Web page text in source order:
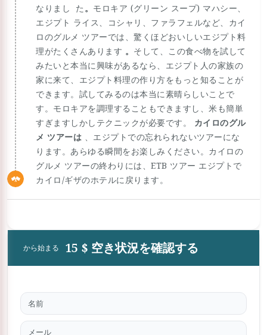
なりまし た 。 モロキア (グリーン スープ) マハシー、
エジプト ライス、コシャリ、ファラフェルなど、カイ
ロのグルメ ツアーでは、驚くほどおいしいエジプト料
理がたくさんあります 。 そして、この食べ物を試して
みたいと本当に興味があるなら、エジプト人の家族の
家に来て、エジプト料理の作り方をもっと知ることが
できます。試してみるのは本当に素晴らしいことで
す。モロキアを調理することもできますし、米も簡単
すぎますしかしテクニックが必要です。 カイロのグル
メ ツアーは 、エジプトでの忘れられないツアーにな
ります。あらゆる瞬間をお楽しみください。カイロの
グルメ ツアーの終わりには、ETB ツアー エジプトで
カイロ/ギザのホテルに戻ります。
から始まる 15 $ 空き状況を確認する